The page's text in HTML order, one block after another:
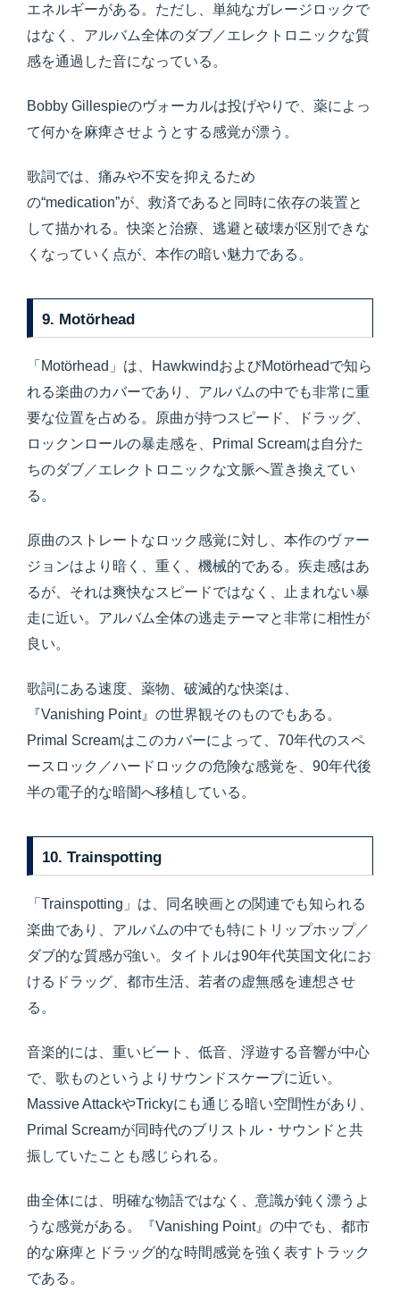
エネルギーがある。ただし、単純なガレージロックで
はなく、アルバム全体のダブ／エレクトロニックな質
感を通過した音になっている。
Bobby Gillespieのヴォーカルは投げやりで、薬によっ
て何かを麻痺させようとする感覚が漂う。
歌詞では、痛みや不安を抑えるため
の“medication”が、救済であると同時に依存の装置と
して描かれる。快楽と治療、逃避と破壊が区別できな
くなっていく点が、本作の暗い魅力である。
9. Motörhead
「Motörhead」は、HawkwindおよびMotörheadで知ら
れる楽曲のカバーであり、アルバムの中でも非常に重
要な位置を占める。原曲が持つスピード、ドラッグ、
ロックンロールの暴走感を、Primal Screamは自分た
ちのダブ／エレクトロニックな文脈へ置き換えてい
る。
原曲のストレートなロック感覚に対し、本作のヴァー
ジョンはより暗く、重く、機械的である。疾走感はあ
るが、それは爽快なスピードではなく、止まれない暴
走に近い。アルバム全体の逃走テーマと非常に相性が
良い。
歌詞にある速度、薬物、破滅的な快楽は、
『Vanishing Point』の世界観そのものでもある。
Primal Screamはこのカバーによって、70年代のスペ
ースロック／ハードロックの危険な感覚を、90年代後
半の電子的な暗闇へ移植している。
10. Trainspotting
「Trainspotting」は、同名映画との関連でも知られる
楽曲であり、アルバムの中でも特にトリップホップ／
ダブ的な質感が強い。タイトルは90年代英国文化にお
けるドラッグ、都市生活、若者の虚無感を連想させ
る。
音楽的には、重いビート、低音、浮遊する音響が中心
で、歌ものというよりサウンドスケープに近い。
Massive AttackやTrickyにも通じる暗い空間性があり、
Primal Screamが同時代のブリストル・サウンドと共
振していたことも感じられる。
曲全体には、明確な物語ではなく、意識が鈍く漂うよ
うな感覚がある。『Vanishing Point』の中でも、都市
的な麻痺とドラッグ的な時間感覚を強く表すトラック
である。